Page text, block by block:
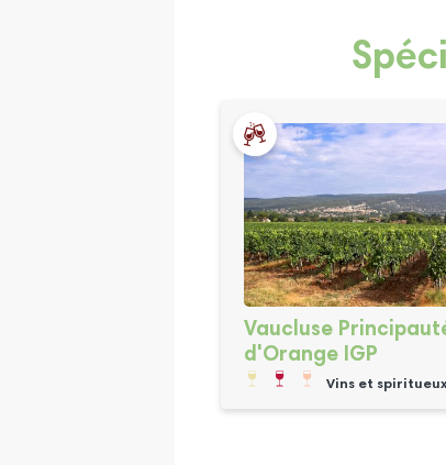
Vaucluse
d'Orange IGP
Vins et spiritueux